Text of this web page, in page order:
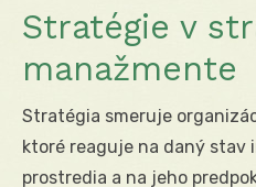
Stratégie v
manažmente
Stratégia smeruje
ktoré reaguje na daný stav
prostredia a na jeho